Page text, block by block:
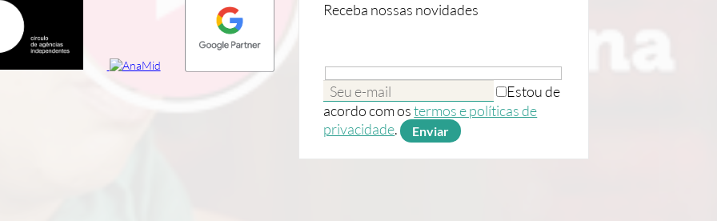
Receba nossas novidades
Estou de
acordo com ostermos e políticas de
privacidade.